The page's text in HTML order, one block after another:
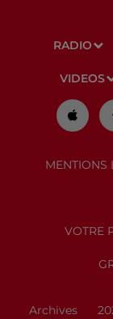
RADIO
VIDEOS
MENTIONS
VOTRE
Archives